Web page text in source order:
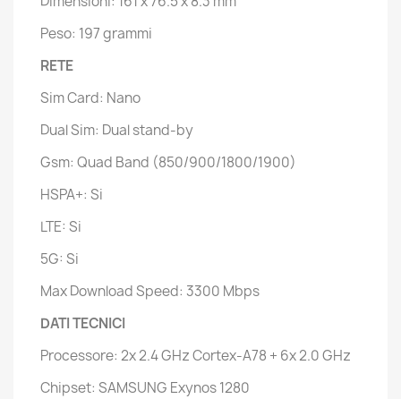
Peso: 197 grammi
RETE
Sim Card: Nano
Dual Sim: Dual stand-by
Gsm: Quad Band (850/900/1800/1900)
HSPA+: Si
LTE: Si
5G: Si
Max Download Speed: 3300 Mbps
DATI TECNICI
Processore: 2x 2.4 GHz Cortex-A78 + 6x 2.0 GHz
Chipset: SAMSUNG Exynos 1280